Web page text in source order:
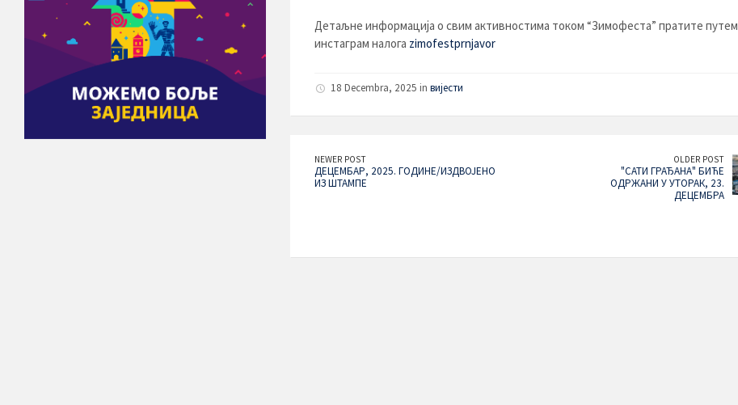
Детаљне информација о свим активностима током “Зимофеста” пратите путем
инстаграм налога zimofestprnjavor
18 Decembra, 2025 in вијести
NEWER POST
ДЕЦЕМБАР, 2025. ГОДИНЕ/ИЗДВОЈЕНО
ИЗ ШТАМПЕ
OLDER POST
"САТИ ГРАЂАНА" БИЋЕ
ОДРЖАНИ У УТОРАК, 23.
ДЕЦЕМБРА